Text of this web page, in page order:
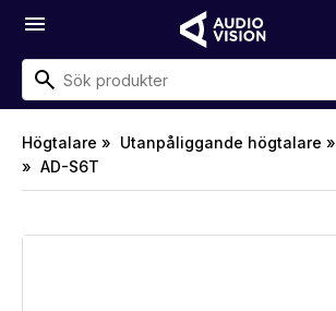
menu
Högtalare » Utanpåliggande högtalare »
» AD-S6T